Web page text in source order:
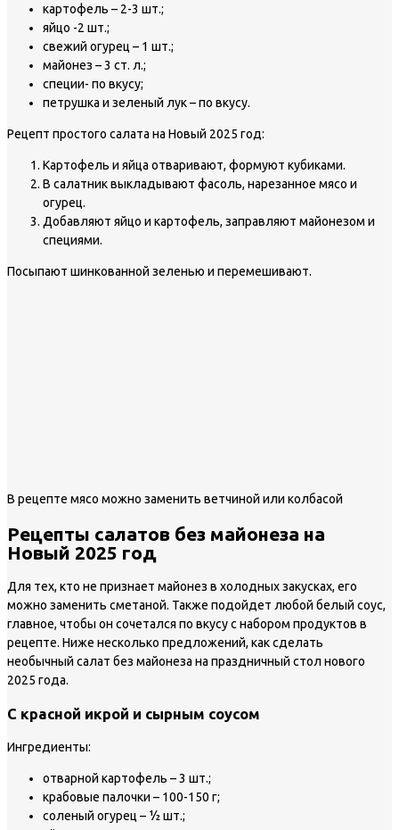
картофель – 2-3 шт.;
яйцо -2 шт.;
свежий огурец – 1 шт.;
майонез – 3 ст. л.;
специи- по вкусу;
петрушка и зеленый лук – по вкусу.
Рецепт простого салата на Новый 2025 год:
Картофель и яйца отваривают, формуют кубиками.
В салатник выкладывают фасоль, нарезанное мясо и
огурец.
Добавляют яйцо и картофель, заправляют майонезом и
специями.
Посыпают шинкованной зеленью и перемешивают.
В рецепте мясо можно заменить ветчиной или колбасой
Рецепты салатов без майонеза на
Новый 2025 год
Для тех, кто не признает майонез в холодных закусках, его
можно заменить сметаной. Также подойдет любой белый соус,
главное, чтобы он сочетался по вкусу с набором продуктов в
рецепте. Ниже несколько предложений, как сделать
необычный салат без майонеза на праздничный стол нового
2025 года.
С красной икрой и сырным соусом
Ингредиенты:
отварной картофель – 3 шт.;
крабовые палочки – 100-150 г;
соленый огурец – ½ шт.;